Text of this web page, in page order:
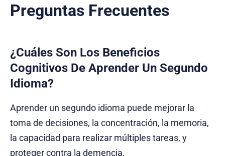
Preguntas Frecuentes
¿Cuáles Son Los Beneficios
Cognitivos De Aprender Un Segundo
Idioma?
Aprender un segundo idioma puede mejorar la
toma de decisiones, la concentración, la memoria,
la capacidad para realizar múltiples tareas, y
proteger contra la demencia.